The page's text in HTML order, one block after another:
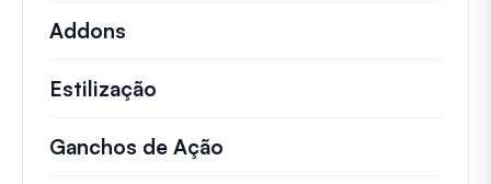
Addons
Estilização
Ganchos de Ação